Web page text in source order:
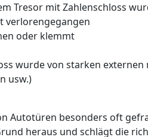
Tresor mit Zahlenschloss
verlorengegangen
oder klemmt
wurde von starken
usw.)
Autotüren besonders oft
heraus und schlägt die